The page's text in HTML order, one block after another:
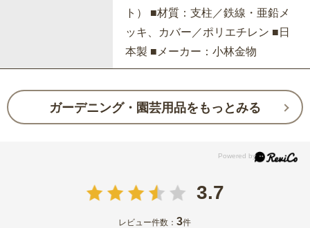
ト） ■材質：支柱／鉄線・亜鉛メ
ッキ、カバー／ポリエチレン ■日
本製 ■メーカー：小林金物
ガーデニング・園芸用品をもっとみる
3.7
レビュー件数：3件